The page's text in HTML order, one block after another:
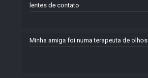
lentes de contato
Minha amiga foi numa terapeuta de olhos